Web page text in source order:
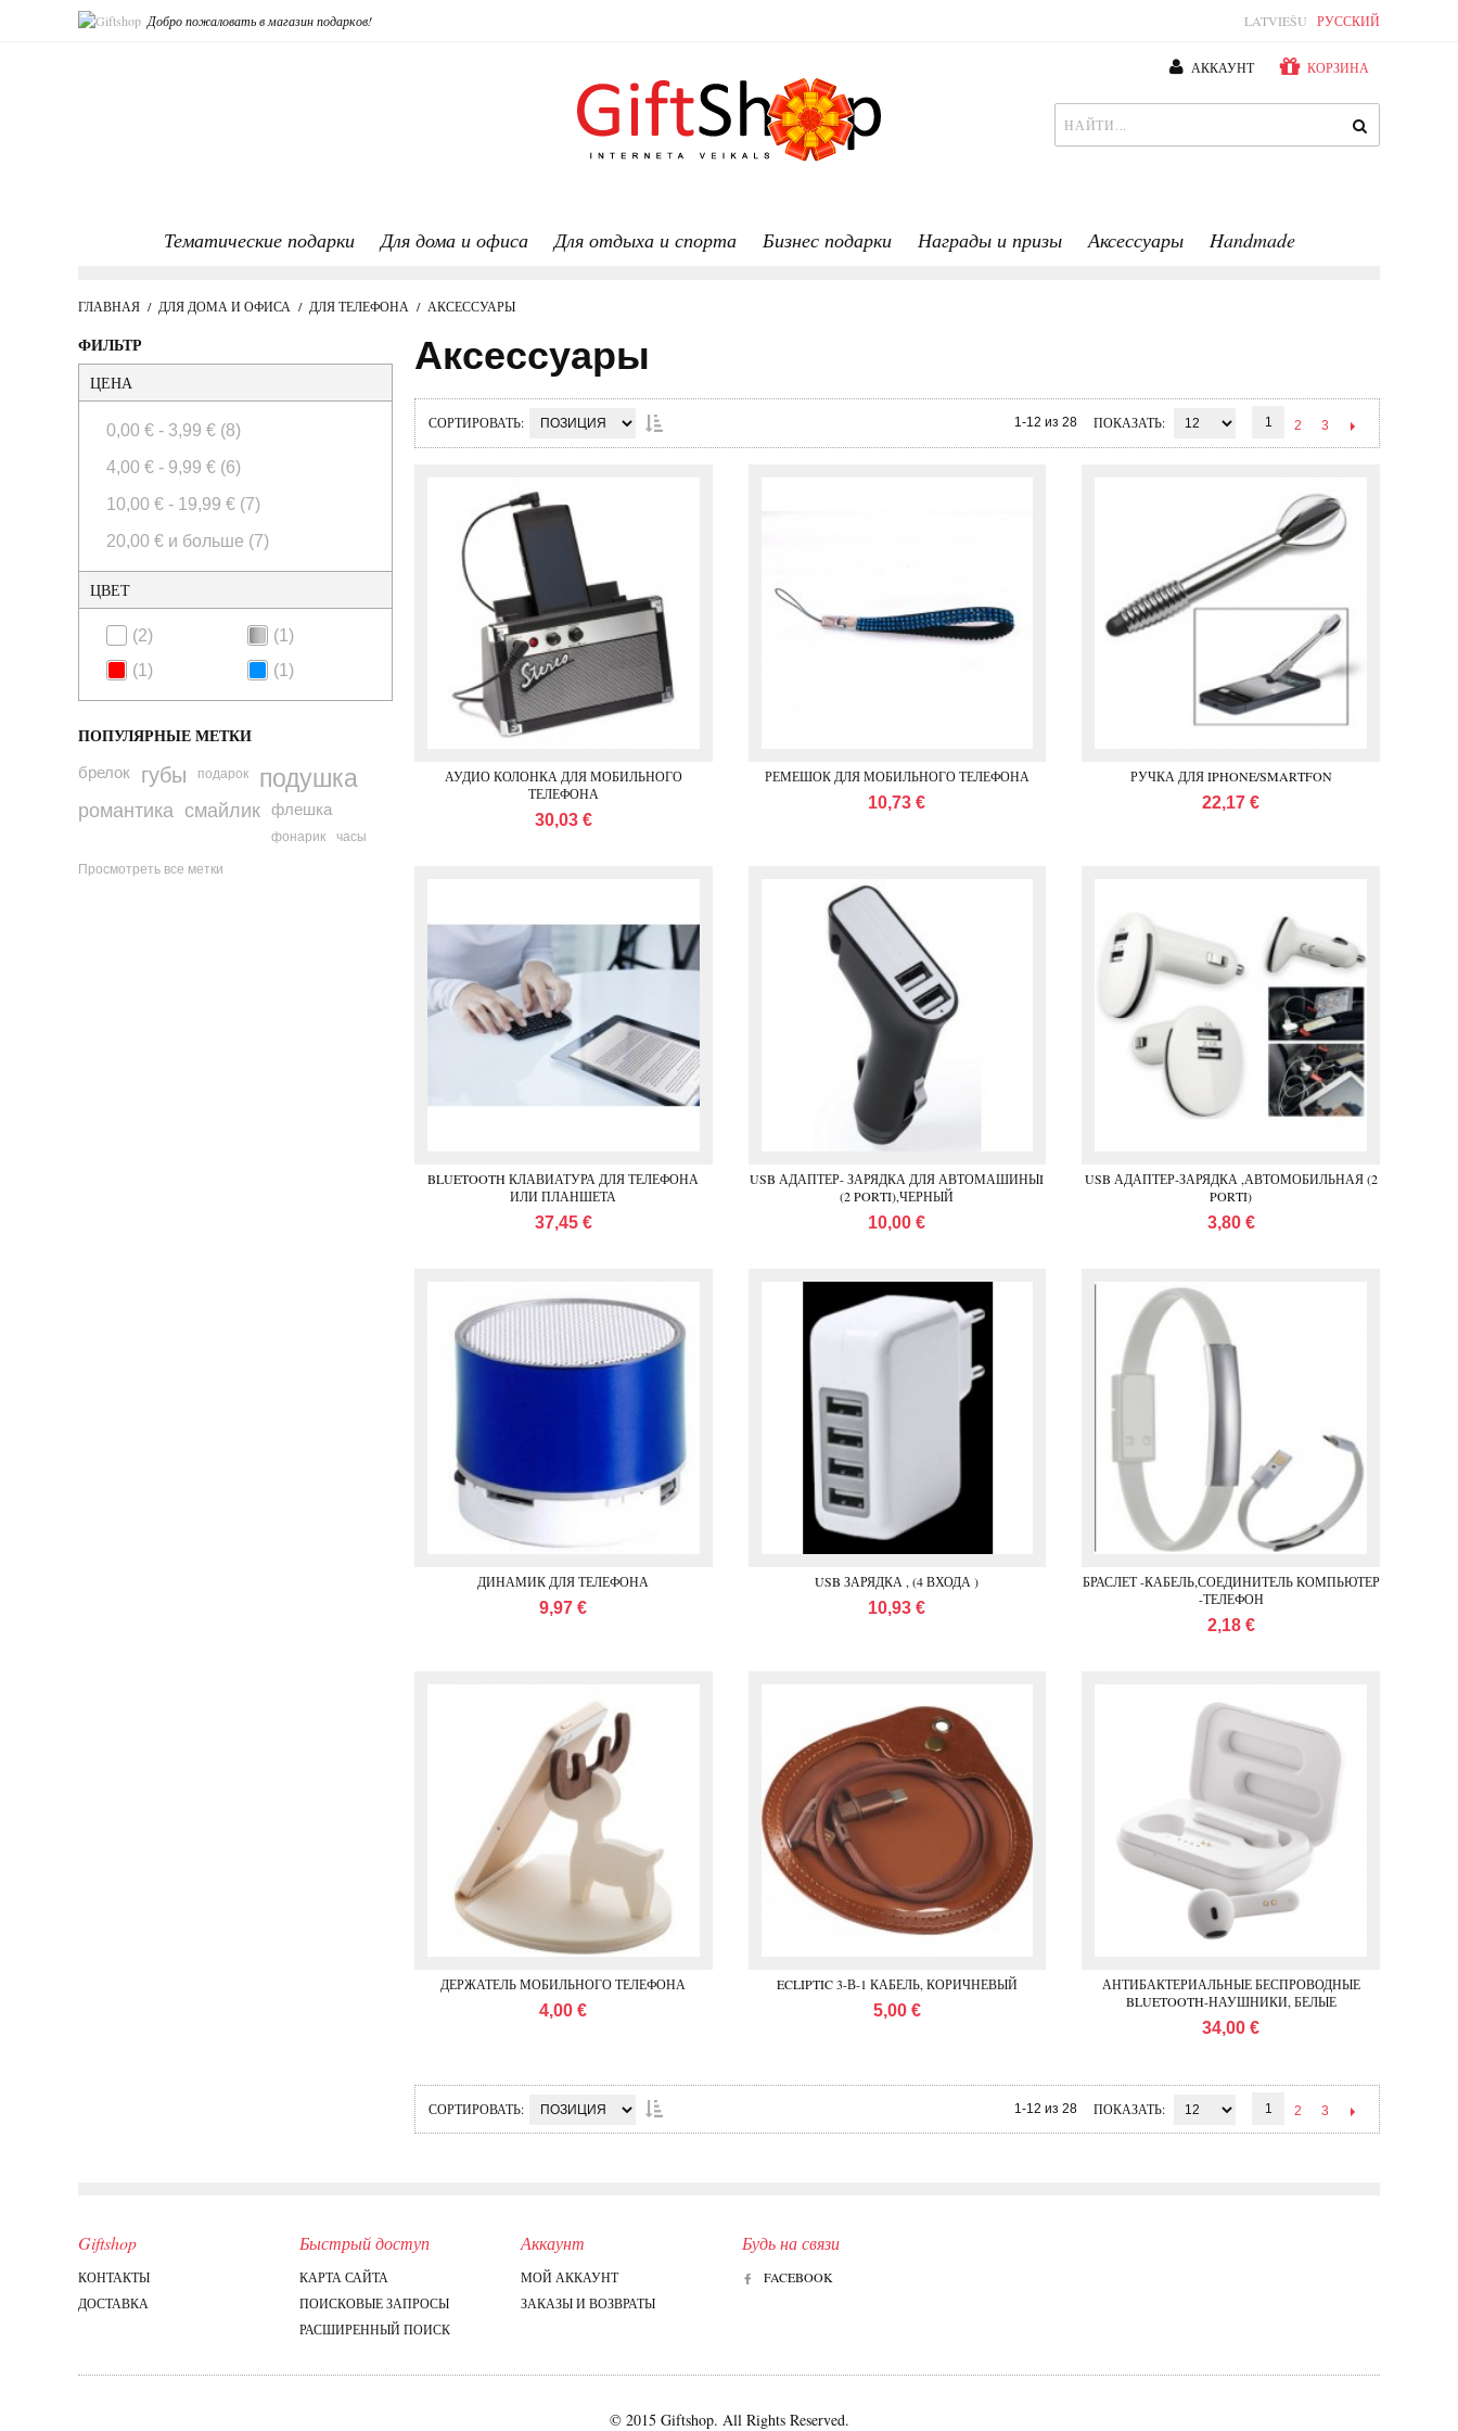
Добро пожаловать в магазин подарков! LATVIEŠU РУССКИЙ
АККАУНТ КОРЗИНА
Тематические подарки Для дома и офиса Для отдыха и спорта Бизнес подарки Награды и призы Аксессуары Handmade
ГЛАВНАЯ / ДЛЯ ДОМА И ОФИСА / ДЛЯ ТЕЛЕФОНА / АКСЕССУАРЫ
ФИЛЬТР
ЦЕНА
0,00 € - 3,99 € (8)
4,00 € - 9,99 € (6)
10,00 € - 19,99 € (7)
20,00 € и больше (7)
ЦВЕТ
(2)
(1)
(1)
(1)
Аксессуары
СОРТИРОВАТЬ 1-12 из 28 ПОКАЗАТЬ 1 2 3
АУДИО КОЛОНКА ДЛЯ МОБИЛЬНОГО
ТЕЛЕФОНА
30,03 €
РЕМЕШОК ДЛЯ МОБИЛЬНОГО ТЕЛЕФОНА
10,73 €
РУЧКА ДЛЯ IPHONE/SMARTFON
22,17 €
BLUETOOTH КЛАВИАТУРА ДЛЯ ТЕЛЕФОНА
ИЛИ ПЛАНШЕТА
37,45 €
USB АДАПТЕР- ЗАРЯДКА ДЛЯ АВТОМАШИНЫI
(2 PORTI),ЧЕРНЫЙ
10,00 €
USB АДАПТЕР-ЗАРЯДКА ,АВТОМОБИЛЬНАЯ (2
PORTI)
3,80 €
ДИНАМИК ДЛЯ ТЕЛЕФОНА
9,97 €
USB ЗАРЯДКА , (4 ВХОДА )
10,93 €
БРАСЛЕТ -КАБЕЛЬ,СОЕДИНИТЕЛЬ КОМПЬЮТЕР
-ТЕЛЕФОН
2,18 €
ДЕРЖАТЕЛЬ МОБИЛЬНОГО ТЕЛЕФОНА
4,00 €
ECLIPTIC 3-В-1 КАБЕЛЬ, КОРИЧНЕВЫЙ
5,00 €
АНТИБАКТЕРИАЛЬНЫЕ БЕСПРОВОДНЫЕ
BLUETOOTH-НАУШНИКИ, БЕЛЫЕ
34,00 €
СОРТИРОВАТЬ 1-12 из 28 ПОКАЗАТЬ 1 2 3
ПОПУЛЯРНЫЕ МЕТКИ
брелок губы подарок подушка
романтика смайлик флешка
фонарик часы
Просмотреть все метки
Giftshop
КОНТАКТЫ
ДОСТАВКА
Быстрый доступ
КАРТА САЙТА
ПОИСКОВЫЕ ЗАПРОСЫ
РАСШИРЕННЫЙ ПОИСК
Аккаунт
МОЙ АККАУНТ
ЗАКАЗЫ И ВОЗВРАТЫ
Будь на связи
FACEBOOK
© 2015 Giftshop. All Rights Reserved.